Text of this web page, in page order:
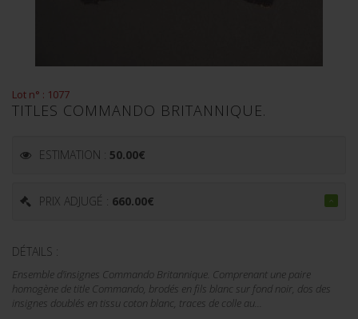
Lot n° : 1077
TITLES COMMANDO BRITANNIQUE.
ESTIMATION : 50.00€
PRIX ADJUGÉ : 660.00€
DÉTAILS :
Ensemble d'insignes Commando Britannique. Comprenant une paire
homogène de title Commando, brodés en fils blanc sur fond noir, dos des
insignes doublés en tissu coton blanc, traces de colle au...